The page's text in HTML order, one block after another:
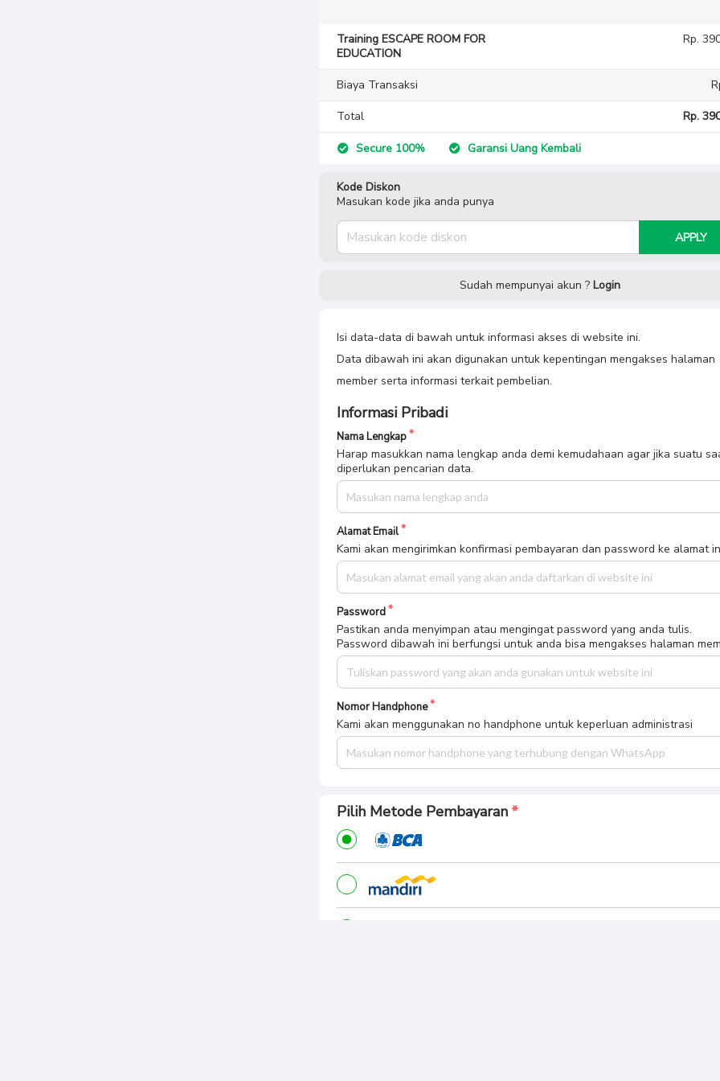
Training ESCAPE ROOM FOR
EDUCATION
Rp.
Biaya Transaksi
Total Rp.
Secure 100% Garansi Uang Kembali
Kode Diskon
Masukan kode jika anda punya
APPLY
Sudah mempunyai akun ? Login
Isi data-data di bawah untuk informasi akses di website ini.
Data dibawah ini akan digunakan untuk kepentingan mengakses halaman
member serta informasi terkait pembelian.
Informasi Pribadi
Nama Lengkap
Harap masukkan nama lengkap anda demi kemudahaan agar jika suatu
diperlukan pencarian data.
Alamat Email
Kami akan mengirimkan konfirmasi pembayaran dan password ke alamat
Password
Pastikan anda menyimpan atau mengingat password yang anda tulis.
Password dibawah ini berfungsi untuk anda bisa mengakses halaman
Nomor Handphone
Kami akan menggunakan no handphone untuk keperluan administrasi
Pilih Metode Pembayaran